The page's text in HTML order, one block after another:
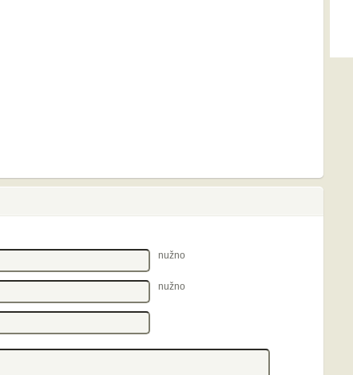
nužno
nužno